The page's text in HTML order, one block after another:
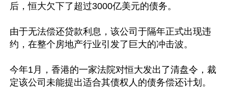
后，恒大欠下了超过3000亿美元的债务。
由于无法偿还贷款利息，该公司于隔年正式出现违
约，在整个房地产行业引发了巨大的冲击波。
今年1月，香港的一家法院对恒大发出了清盘令，裁
定该公司未能提出适合其债权人的债务偿还计划。